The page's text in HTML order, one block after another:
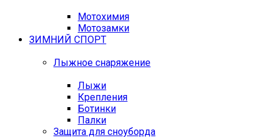
Мотохимия
Мотозамки
ЗИМНИЙ СПОРТ
Лыжное снаряжение
Лыжи
Крепления
Ботинки
Палки
Защита для сноуборда